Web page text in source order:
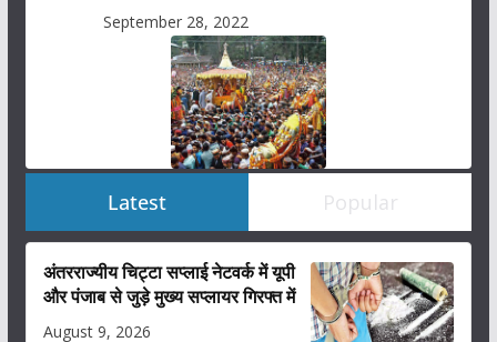
September 28, 2022
Latest Popular
अंतरराज्यीय चिट्टा सप्लाई नेटवर्क में यूपी
और पंजाब से जुड़े मुख्य सप्लायर गिरफ्त में
August 9, 2026